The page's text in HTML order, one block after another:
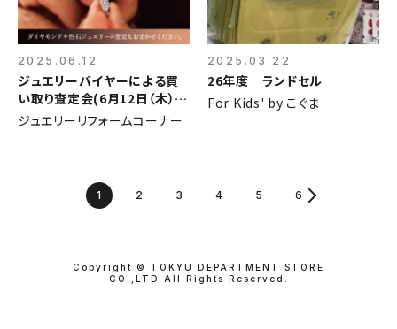
2025.06.12
ジュエリーバイヤーによる買
い取り査定会(6月12日（木）～
14日（土）)
ジュエリーリフォームコーナー
2025.03.22
26年度 ランドセル
For Kids' by こぐま
1 2 3 4 5 6
Copyright © TOKYU DEPARTMENT STORE
CO.,LTD All Rights Reserved.